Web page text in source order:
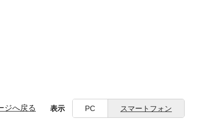
ジへ戻る 表示 PC スマートフォン